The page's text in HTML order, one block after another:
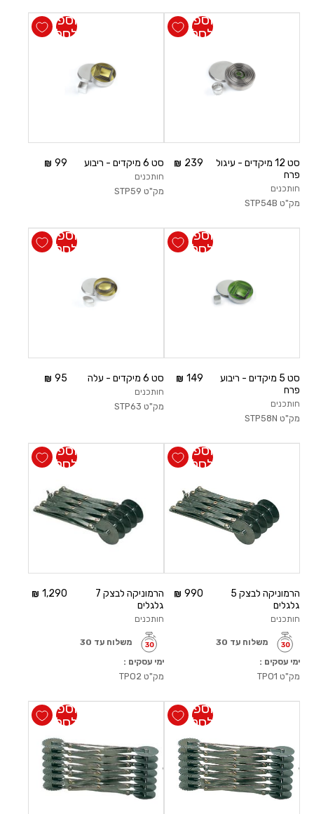
סט 12 מיקדים - עיגול
פרח
חותכנים
מק"ט STP54B
239
הוספה
לסל
סט 6 מיקדים - ריבוע
חותכנים
מק"ט STP59
99
הוספה
לסל
סט 5 מיקדים - ריבוע
פרח
חותכנים
מק"ט STP58N
149
הוספה
לסל
סט 6 מיקדים - עלה
חותכנים
מק"ט STP63
95
הוספה
לסל
הרמוניקה לבצק 5
גלגלים
חותכנים
משלוח עד 30
ימי עסקים :
מק"ט TPO1
990
הוספה
לסל
הרמוניקה לבצק 7
גלגלים
חותכנים
משלוח עד 30
ימי עסקים :
מק"ט TPO2
1,290
הוספה
לסל
הוספה
לסל
הוספה
לסל